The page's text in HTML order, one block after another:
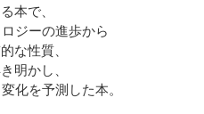
本で、
ジーの進歩から
な性質、
明かし、
化を予測した本。